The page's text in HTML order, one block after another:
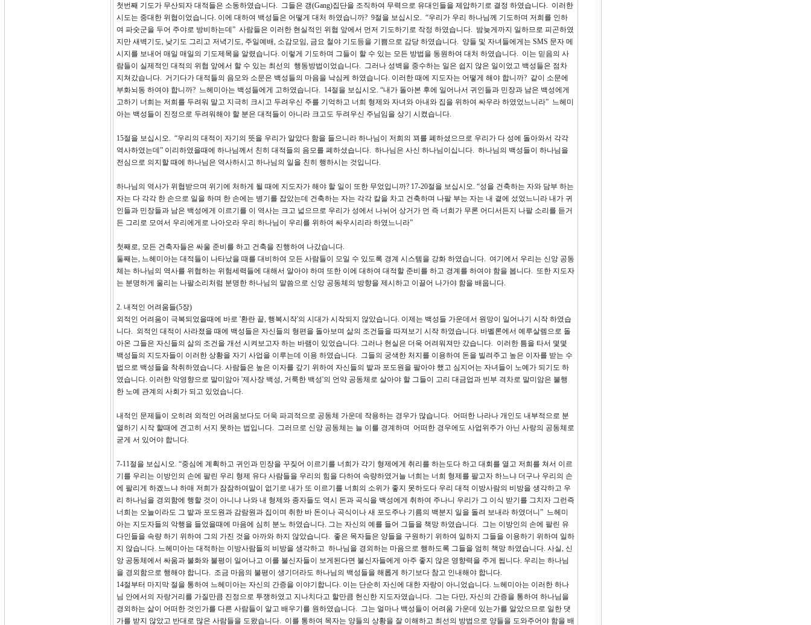
첫번째 기도가 무산되자 대적들은 소동하였습니다. 그들은 갱(Gang)집단을 조직하여 무력으로 유대인들을 제압하기로 결정 하였습니다. 이러한
시도는 중대한 위협이었습니다. 이에 대하여 백성들은 어떻게 대처 하였습니까? 9절을 보십시오. “우리가 우리 하나님께 기도하며 저희를 인하
여 파숫군을 두어 주야로 방비하는데” 사람들은 이러한 현실적인 위협 앞에서 먼저 기도하기로 작정 하였습니다. 밤늦게까지 일하므로 피곤하였
지만 새벽기도, 낮기도 그리고 저녁기도, 주일예배, 소감모임, 금요 철야 기도등을 기쁨으로 감당 하였습니다. 양들 및 자녀들에게는 SMS 문자 메
시지를 보내어 매일 매일의 기도제목을 알렸습니다. 이렇게 기도하며 그들이 할 수 있는 모든 방법을 동원하여 대처 하였습니다. 이는 믿음의 사
람들이 실제적인 대적의 위협 앞에서 할 수 있는 최선의 행동방법이었습니다. 그러나 성벽을 중수하는 일은 쉽지 않은 일이었고 백성들은 점차
지쳐갔습니다. 거기다가 대적들의 음모와 소문은 백성들의 마음을 낙심케 하였습니다. 이러한 때에 지도자는 어떻게 해야 합니까? 같이 소문에
부화뇌동 하여야 합니까? 느헤미아는 백성들에게 고하였습니다. 14절을 보십시오. “내가 돌아본 후에 일어나서 귀인들과 민장과 남은 백성에게
고하기 너희는 저희를 두려워 말고 지극히 크시고 두려우신 주를 기억하고 너희 형제와 자녀와 아내와 집을 위하여 싸우라 하였었느니라” 느헤미
아는 백성들이 진정으로 두려워해야 할 분은 대적들이 아니라 크고도 두려우신 주님임을 상기 시켰습니다.
15절을 보십시오. “우리의 대적이 자기의 뜻을 우리가 알았다 함을 들으니라 하나님이 저희의 꾀를 폐하셨으므로 우리가 다 성에 돌아와서 각각
역사하였는데” 이리하였을때에 하나님께서 친히 대적들의 음모를 폐하셨습니다. 하나님은 사신 하나님이십니다. 하나님의 백성들이 하나님을
전심으로 의지할 때에 하나님은 역사하시고 하나님의 일을 친히 행하시는 것입니다.
하나님의 역사가 위협받으며 위기에 처하게 될 때에 지도자가 해야 할 일이 또한 무었입니까? 17-20절을 보십시오. “성을 건축하는 자와 담부 하는
자는 다 각각 한 손으로 일을 하며 한 손에는 병기를 잡았는데 건축하는 자는 각각 칼을 차고 건축하며 나팔 부는 자는 내 곁에 섰었느니라 내가 귀
인들과 민장들과 남은 백성에게 이르기를 이 역사는 크고 넓으므로 우리가 성에서 나뉘어 상거가 먼 즉 너희가 무론 어디서든지 나팔 소리를 듣거
든 그리로 모여서 우리에게로 나아오라 우리 하나님이 우리를 위하여 싸우시리라 하였느니라”
첫째로, 모든 건축자들은 싸울 준비를 하고 건축을 진행하여 나갔습니다.
둘째는, 느헤미아는 대적들이 나타났을 때를 대비하여 모든 사람들이 모일 수 있도록 경계 시스템을 강화 하였습니다. 여기에서 우리는 신앙 공동
체는 하나님의 역사를 위협하는 위험세력들에 대해서 알아야 하며 또한 이에 대하여 대적할 준비를 하고 경계를 하여야 함을 봅니다. 또한 지도자
는 분명하게 울리는 나팔소리처럼 분명한 하나님의 말씀으로 신앙 공동체의 방향을 제시하고 이끌어 나가야 함을 배웁니다.
2. 내적인 어려움들(5장)
외적인 어려움이 극복되었을때에 바로 '환란 끝, 행복시작'의 시대가 시작되지 않았습니다. 이제는 백성들 가운데서 원망이 일어나기 시작 하였습
니다. 외적인 대적이 사라졌을 때에 백성들은 자신들의 형편을 돌아보며 삶의 조건들을 따져보기 시작 하였습니다. 바벨론에서 예루살렘으로 돌
아온 그들은 자신들의 삶의 조건을 개선 시켜보고자 하는 바램이 있었습니다. 그러나 현실은 더욱 어려워져만 갔습니다. 이러한 틈을 타서 몇몇
백성들의 지도자들이 이러한 상황을 자기 사업을 이루는데 이용 하였습니다. 그들의 궁색한 처지를 이용하여 돈을 빌려주고 높은 이자를 받는 수
법으로 백성들을 착취하였습니다. 사람들은 높은 이자를 갚기 위하여 자신들의 밭과 포도원을 팔아야 했고 심지어는 자녀들이 노예가 되기도 하
였습니다. 이러한 악영향으로 말미암아 '제사장 백성, 거룩한 백성'의 언약 공동체로 살아야 할 그들이 고리 대금업과 빈부 격차로 말미암은 불행
한 노예 관계의 사회가 되고 있었습니다.
내적인 문제들이 오히려 외적인 어려움보다도 더욱 파괴적으로 공동체 가운데 작용하는 경우가 많습니다. 어떠한 나라나 개인도 내부적으로 분
열하기 시작 할때에 견고히 서지 못하는 법입니다. 그러므로 신앙 공동체는 늘 이를 경계하며 어떠한 경우에도 사업위주가 아닌 사랑의 공동체로
굳게 서 있어야 합니다.
7-11절을 보십시오. “중심에 계획하고 귀인과 민장을 꾸짖어 이르기를 너희가 각기 형제에게 취리를 하는도다 하고 대회를 열고 저희를 쳐서 이르
기를 우리는 이방인의 손에 팔린 우리 형제 유다 사람들을 우리의 힘을 다하여 속량하였거늘 너희는 너희 형제를 팔고자 하느냐 더구나 우리의 손
에 팔리게 하겠느냐 하매 저희가 잠잠하여말이 없기로 내가 또 이르기를 너희의 소위가 좋지 못하도다 우리 대적 이방사람의 비방을 생각하고 우
리 하나님을 경외함에 행할 것이 아니냐 나와 내 형제와 종자들도 역시 돈과 곡식을 백성에게 취하여 주나니 우리가 그 이식 받기를 그치자 그런즉
너희는 오늘이라도 그 밭과 포도원과 감람원과 집이며 취한 바 돈이나 곡식이나 새 포도주나 기름의 백분지 일을 돌려 보내라 하였더니” 느헤미
아는 지도자들의 악행을 들었을때에 마음에 심히 분노 하였습니다. 그는 자신의 예를 들어 그들을 책망 하였습니다. 그는 이방인의 손에 팔린 유
다인들을 속량 하기 위하여 그의 가진 것을 아까와 하지 않았습니다. 좋은 목자들은 양들을 구원하기 위하여 일하지 그들을 이용하기 위하여 일하
지 않습니다. 느헤미아는 대적하는 이방사람들의 비방을 생각하고 하나님을 경외하는 마음으로 행하도록 그들을 엄히 책망 하였습니다. 사실, 신
앙 공동체에서 싸움과 불화와 불평이 일어나고 이를 불신자들이 보게된다면 불신자들에게 아주 좋지 않은 영향력을 주게 됩니다. 우리는 하나님
을 경외함으로 행해야 합니다. 조금 마음의 불평이 생기더라도 하나님의 백성들을 해롭게 하기보다 참고 인내해야 합니다.
14절부터 마지막 절을 통하여 느헤미아는 자신의 간증을 이야기합니다. 이는 단순히 자신에 대한 자랑이 아니었습니다. 느헤미아는 이러한 하나
님 안에서의 자랑거리를 가질만큼 진정으로 투쟁하였고 지나치다고 할만큼 헌신한 지도자였습니다. 그는 다만, 자신의 간증을 통하여 하나님을
경외하는 삶이 어떠한 것인가를 다른 사람들이 알고 배우기를 원하였습니다. 그는 얼마나 백성들이 어려움 가운데 있는가를 알았으므로 일한 댓
가를 받지 않았고 반대로 많은 사람들을 도왔습니다. 이를 통하여 목자는 양들의 상황을 잘 이해하고 최선의 방법으로 양들을 도와주어야 함을 배